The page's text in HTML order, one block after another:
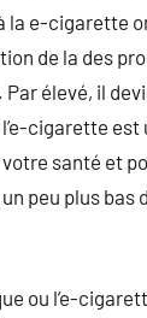
la e-cigarette
de la des
élevé, il
cigarette est
santé et
peu plus bas
ou l’e-